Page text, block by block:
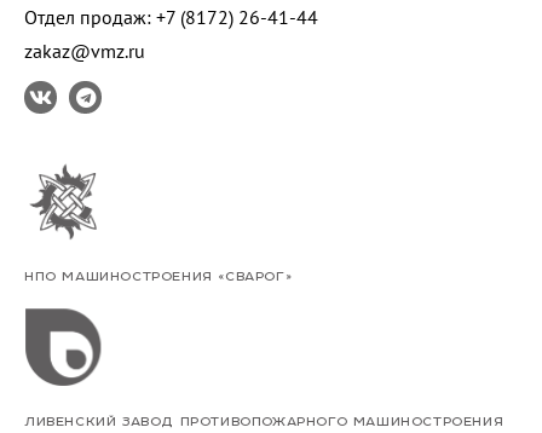
Отдел продаж: +7 (8172) 26-41-44
zakaz@vmz.ru
НПО МАШИНОСТРОЕНИЯ «СВАРОГ»
ЛИВЕНСКИЙ ЗАВОД ПРОТИВОПОЖАРНОГО МАШИНОСТРОЕНИЯ